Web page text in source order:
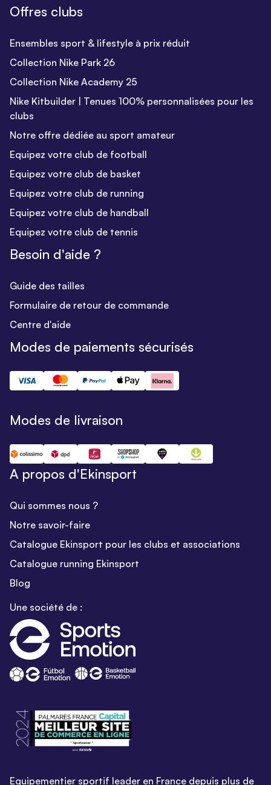
Offres clubs
Ensembles sport & lifestyle à prix réduit
Collection Nike Park 26
Collection Nike Academy 25
Nike Kitbuilder | Tenues 100% personnalisées pour les
clubs
Notre offre dédiée au sport amateur
Equipez votre club de football
Equipez votre club de basket
Equipez votre club de running
Equipez votre club de handball
Equipez votre club de tennis
Besoin d'aide ?
Guide des tailles
Formulaire de retour de commande
Centre d'aide
Modes de paiements sécurisés
Modes de livraison
A propos d'Ekinsport
Qui sommes nous ?
Notre savoir-faire
Catalogue Ekinsport pour les clubs et associations
Catalogue running Ekinsport
Blog
Une société de :
Equipementier sportif leader en France depuis plus de